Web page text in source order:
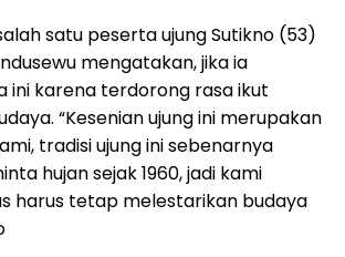
satu peserta ujung Sutikno (53)
mengatakan, jika ia
ini karena terdorong rasa ikut
“Kesenian ujung ini merupakan
tradisi ujung ini sebenarnya
hujan sejak 1960, jadi kami
harus tetap melestarikan budaya